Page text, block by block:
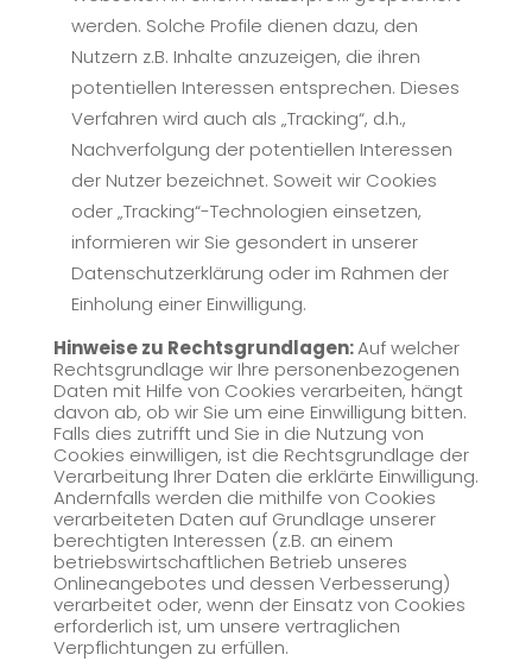
werden. Solche Profile dienen dazu, den
Nutzern z.B. Inhalte anzuzeigen, die ihren
potentiellen Interessen entsprechen. Dieses
Verfahren wird auch als „Tracking“, d.h.,
Nachverfolgung der potentiellen Interessen
der Nutzer bezeichnet. Soweit wir Cookies
oder „Tracking“-Technologien einsetzen,
informieren wir Sie gesondert in unserer
Datenschutzerklärung oder im Rahmen der
Einholung einer Einwilligung.
Hinweise zu Rechtsgrundlagen:Auf welcher
Rechtsgrundlage wir Ihre personenbezogenen
Daten mit Hilfe von Cookies verarbeiten, hängt
davon ab, ob wir Sie um eine Einwilligung bitten.
Falls dies zutrifft und Sie in die Nutzung von
Cookies einwilligen, ist die Rechtsgrundlage der
Verarbeitung Ihrer Daten die erklärte Einwilligung.
Andernfalls werden die mithilfe von Cookies
verarbeiteten Daten auf Grundlage unserer
berechtigten Interessen (z.B. an einem
betriebswirtschaftlichen Betrieb unseres
Onlineangebotes und dessen Verbesserung)
verarbeitet oder, wenn der Einsatz von Cookies
erforderlich ist, um unsere vertraglichen
Verpflichtungen zu erfüllen.